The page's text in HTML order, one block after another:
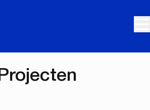
Projecten